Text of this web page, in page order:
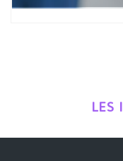
LES